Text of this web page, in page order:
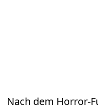
Nach dem Horror-